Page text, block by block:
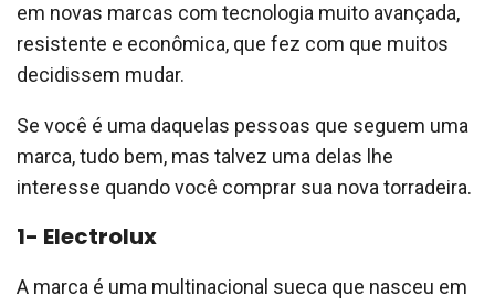
em novas marcas com tecnologia muito avançada,
resistente e econômica, que fez com que muitos
decidissem mudar.
Se você é uma daquelas pessoas que seguem uma
marca, tudo bem, mas talvez uma delas lhe
interesse quando você comprar sua nova torradeira.
1- Electrolux
A marca é uma multinacional sueca que nasceu em